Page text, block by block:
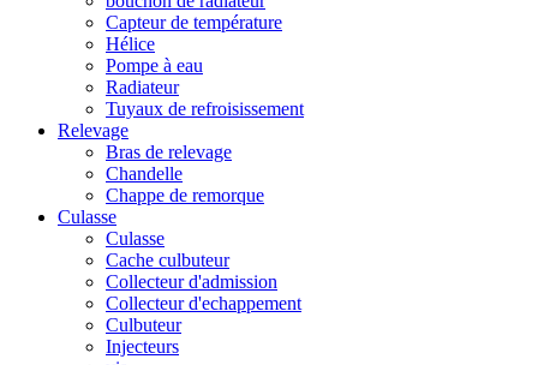
Capteur de température
Hélice
Pompe à eau
Radiateur
Tuyaux de refroisissement
Relevage
Bras de relevage
Chandelle
Chappe de remorque
Culasse
Culasse
Cache culbuteur
Collecteur d'admission
Collecteur d'echappement
Culbuteur
Injecteurs